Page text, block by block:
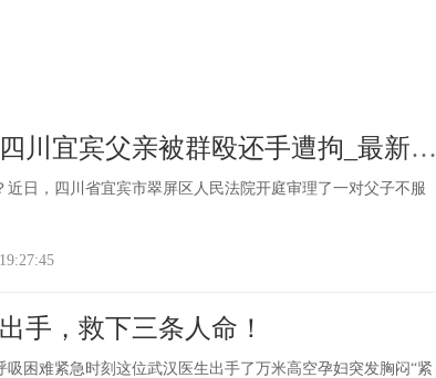
川宜宾父亲被群殴还手遭拘_最新消
日，四川省宜宾市翠屏区人民法院开庭审理了一对父子不服
手，救下三条人命！
困难紧急时刻这位武汉医生出手了万米高空孕妇突发胸闷“紧